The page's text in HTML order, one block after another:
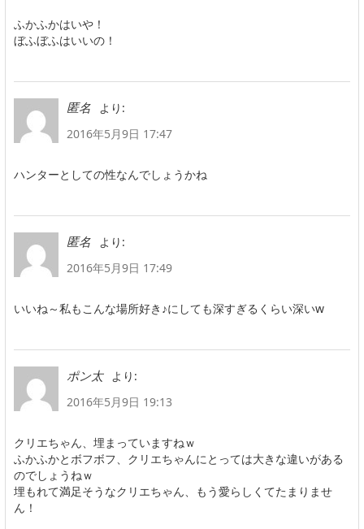
ふかふかはいや！
ぼふぼふはいいの！
匿名
より:
2016年5月9日 17:47
ハンターとしての性なんでしょうかね
匿名
より:
2016年5月9日 17:49
いいね～私もこんな場所好き♪にしても深すぎるくらい深いw
ポン太
より:
2016年5月9日 19:13
クリエちゃん、埋まっていますねｗ
ふかふかとボフボフ、クリエちゃんにとっては大きな違いがある
のでしょうねｗ
埋もれて満足そうなクリエちゃん、もう愛らしくてたまりませ
ん！